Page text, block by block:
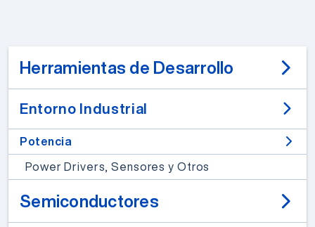
Herramientas de Desarrollo
Entorno Industrial
Potencia
Power Drivers, Sensores y Otros
Semiconductores